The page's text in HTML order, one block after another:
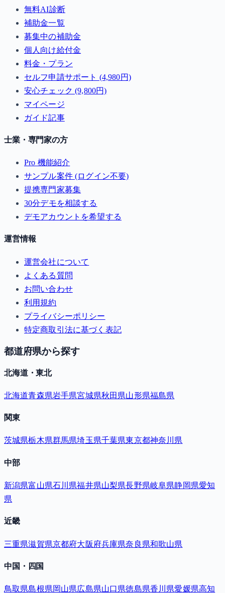
無料AI診断
補助金一覧
募集中の補助金
個人向け給付金
料金・プラン
セルフ申請サポート (4,980円)
安心チェック (9,800円)
マイページ
ガイド記事
士業・専門家の方
Pro 機能紹介
サンプル案件 (ログイン不要)
提携専門家募集
30分デモを相談する
デモアカウントを希望する
運営情報
運営会社について
よくある質問
お問い合わせ
利用規約
プライバシーポリシー
特定商取引法に基づく表記
都道府県から探す
北海道・東北
北海道青森県岩手県宮城県秋田県山形県福島県
関東
茨城県栃木県群馬県埼玉県千葉県東京都神奈川県
中部
新潟県富山県石川県福井県山梨県長野県岐阜県静岡県愛知
県
近畿
三重県滋賀県京都府大阪府兵庫県奈良県和歌山県
中国・四国
鳥取県島根県岡山県広島県山口県徳島県香川県愛媛県高知